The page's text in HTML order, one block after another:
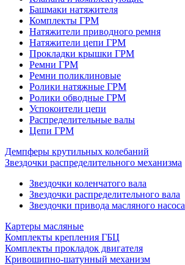
Башмаки натяжителя
Комплекты ГРМ
Натяжители приводного ремня
Натяжители цепи ГРМ
Прокладки крышки ГРМ
Ремни ГРМ
Ремни поликлиновые
Ролики натяжные ГРМ
Ролики обводные ГРМ
Успокоители цепи
Распределительные валы
Цепи ГРМ
Демпферы крутильных колебаний
Звездочки распределительного механизма
Звездочки коленчатого вала
Звездочки распределительного вала
Звездочки привода масляного насоса
Картеры масляные
Комплекты крепления ГБЦ
Комплекты прокладок двигателя
Кривошипно-шатунный механизм